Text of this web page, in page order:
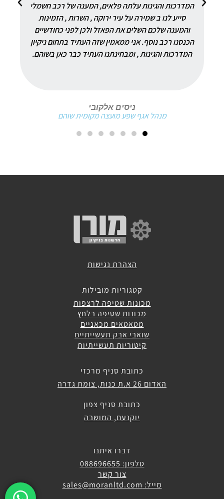
מכונות
שטיפה
לבית
המדרכות והגינות עלתה פלאים, המענה של רכב חשמלי
סייע לנו ב שמירה על עיר ירוקה , השרות , הזמינות
והמענה שלכם השלים את הפאזל ולכן לפני כחודשיים
הכנסנו רכב נוסף. אני ממאמין שזה העתיד בתחום ניקיון
המדרכות והגינות , ומבחינתנו העתיד כבר כאן בשוהם.
ניסים אלקובי
מנהל אגף שפע מועצה מקומית שוהם
הצהרת נגישות
קטגוריות מובילות
מכונות שטיפה לרצפות
מכונות שטיפה בלחץ
מטאטאים מכאניים
שואבי אבק תעשייתיים
קיטוריות תעשייתיות
כתובת סניף מרכזי
האדום 26 א.ת כנות, צומת גדרה
כתובת סניף צפון
יוקנעם, המושבה
דברו איתנו
טלפון: 088696655
צור קשר
מייל: sales@moranltd.com